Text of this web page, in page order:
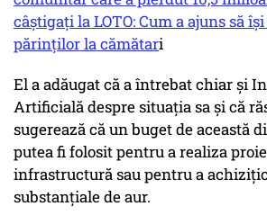
câștigați la LOTO: Cum a ajuns să
părinților la cămătari
El a adăugat că a întrebat chiar și
Artificială despre situația sa și că
sugerează că un buget de această
putea fi folosit pentru a realiza
infrastructură sau pentru a
substanțiale de aur.